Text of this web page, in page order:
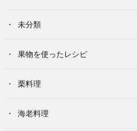
未分類
果物を使ったレシピ
栗料理
海老料理